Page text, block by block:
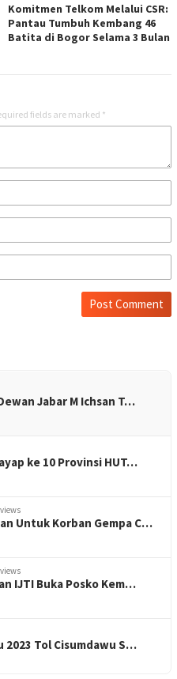
Komitmen Telkom Melalui CSR:
Pantau Tumbuh Kembang 46
Batita di Bogor Selama 3 Bulan
fields are marked *
Jabar M Ichsan T…
ke 10 Provinsi HUT…
Untuk Korban Gempa C…
IJTI Buka Posko Kem…
2023 Tol Cisumdawu S…